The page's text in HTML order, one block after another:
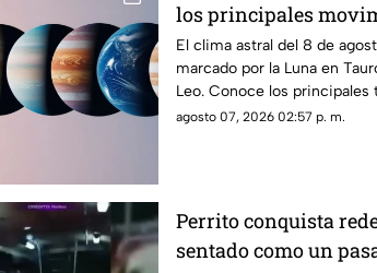
los principales
planetarios y el
signo
El clima astral del 8 de
marcado por la Luna en
Leo. Conoce los
de cada signo
agosto 07, 2026 02:57 p. m.
Perrito conquista
sentado como un